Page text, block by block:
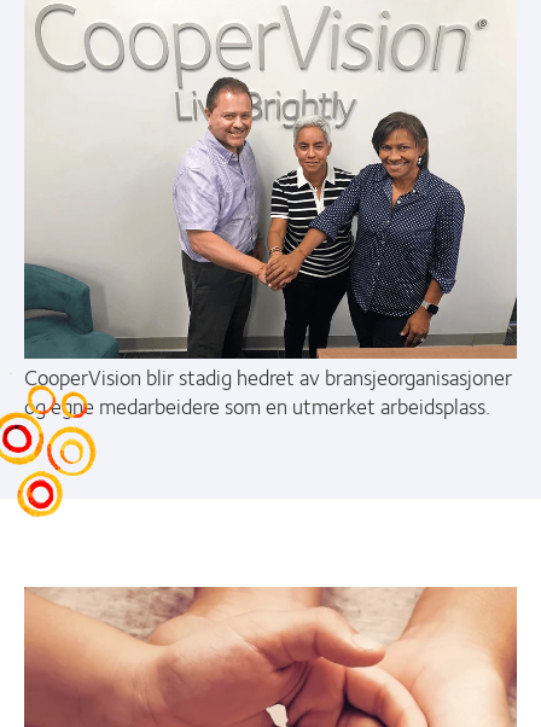
CooperVision blir stadig hedret av bransjeorganisasjoner
og egne medarbeidere som en utmerket arbeidsplass.